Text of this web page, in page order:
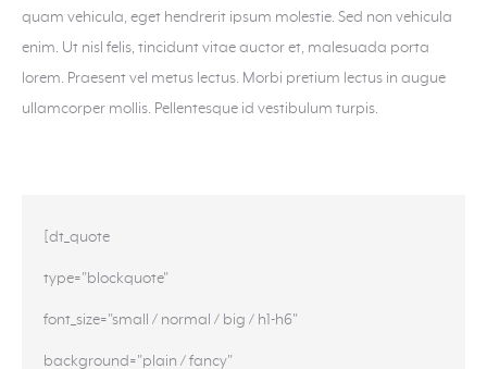
quam vehicula, eget hendrerit ipsum molestie. Sed non vehicula
enim. Ut nisl felis, tincidunt vitae auctor et, malesuada porta
lorem. Praesent vel metus lectus. Morbi pretium lectus in augue
ullamcorper mollis. Pellentesque id vestibulum turpis.
[dt_quote
type="blockquote"
font_size="small / normal / big / h1-h6"
background="plain / fancy"